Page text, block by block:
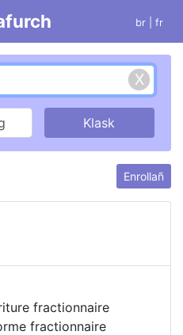
br | fr
Enrollañ
fractionnaire
fractionnaire